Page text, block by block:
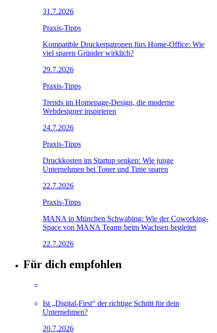
31.7.2026
Praxis-Tipps
Kompatible Druckerpatronen fürs Home-Office: Wie
viel sparen Gründer wirklich?
29.7.2026
Praxis-Tipps
Trends im Homepage-Design, die moderne
Webdesigner inspirieren
24.7.2026
Praxis-Tipps
Druckkosten im Startup senken: Wie junge
Unternehmen bei Toner und Tinte sparen
22.7.2026
Praxis-Tipps
MANA in München Schwabing: Wie der Coworking-
Space von MANA Teams beim Wachsen begleitet
22.7.2026
Für dich empfohlen
Ist „Digital-First“ der richtige Schritt für dein
Unternehmen?
20.7.2026